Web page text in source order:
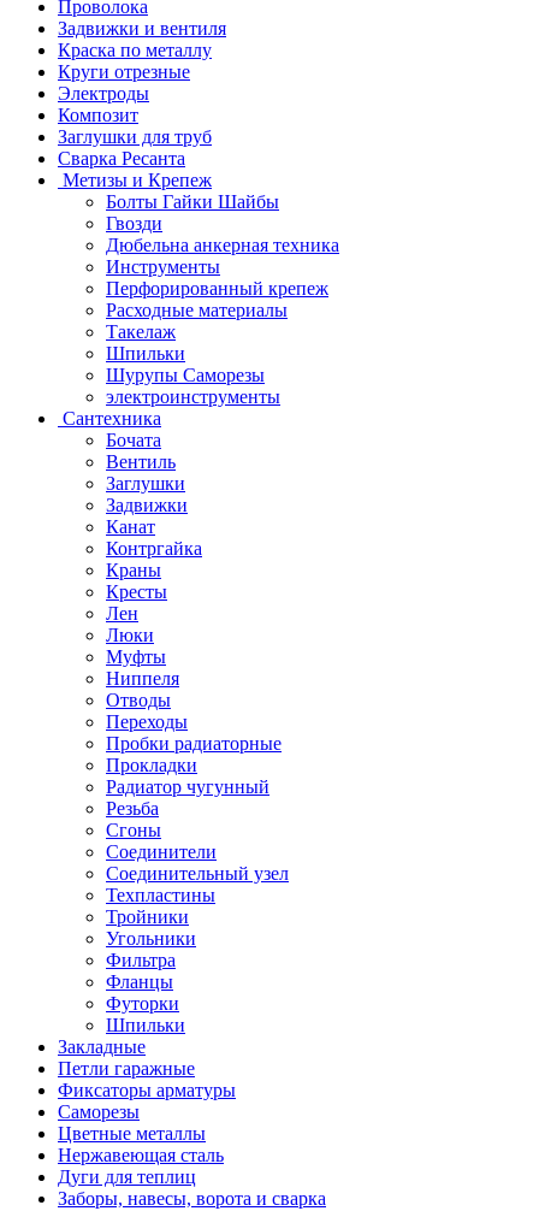
Проволока
Задвижки и вентиля
Краска по металлу
Круги отрезные
Электроды
Композит
Заглушки для труб
Сварка Ресанта
Метизы и Крепеж
Болты Гайки Шайбы
Гвозди
Дюбельна анкерная техника
Инструменты
Перфорированный крепеж
Расходные материалы
Такелаж
Шпильки
Шурупы Саморезы
электроинструменты
Сантехника
Бочата
Вентиль
Заглушки
Задвижки
Канат
Контргайка
Краны
Кресты
Лен
Люки
Муфты
Ниппеля
Отводы
Переходы
Пробки радиаторные
Прокладки
Радиатор чугунный
Резьба
Сгоны
Соединители
Соединительный узел
Техпластины
Тройники
Угольники
Фильтра
Фланцы
Футорки
Шпильки
Закладные
Петли гаражные
Фиксаторы арматуры
Саморезы
Цветные металлы
Нержавеющая сталь
Дуги для теплиц
Заборы, навесы, ворота и сварка